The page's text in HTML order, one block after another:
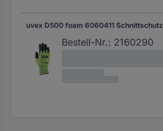
Bestell-Nr.: 2160290